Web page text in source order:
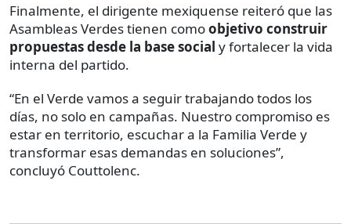
Finalmente, el dirigente mexiquense reiteró que las
Asambleas Verdes tienen comoobjetivo construir
propuestas desde la base social y fortalecer la vida
interna del partido.
“En el Verde vamos a seguir trabajando todos los
días, no solo en campañas. Nuestro compromiso es
estar en territorio, escuchar a la Familia Verde y
transformar esas demandas en soluciones”,
concluyó Couttolenc.